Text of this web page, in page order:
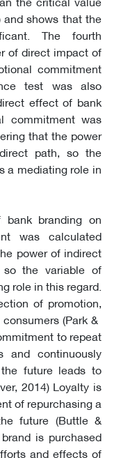
shows that the
The fourth
of direct impact of
commitment
test was also
effect of bank
commitment was
that the power
path, so the
a mediating role in
branding on
was calculated
power of indirect
the variable of
role in this regard.
of promotion,
(Park &
to repeat
and continuously
future leads to
2014) Loyalty is
of repurchasing a
future (Buttle &
is purchased
and effects of